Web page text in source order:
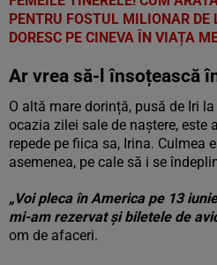
PENTRU FOSTUL MILIONAR DE
DORESC PE CINEVA ÎN VIAȚA
Ar vrea să-l însoțească
O altă mare dorință, pusă de Iri
ocazia zilei sale de naștere, este
repede pe fiica sa, Irina. Culmea
asemenea, pe cale să i se
„Voi pleca în America pe 13
mi-am rezervat și biletele de
om de afaceri.